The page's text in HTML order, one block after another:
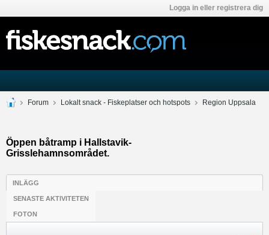
Logga in eller registrera dig
Forum Lokalt snack - Fiskeplatser och hotspots Region Uppsala
Öppen båtramp i Hallstavik-
Grisslehamnsområdet.
INLÄGG
SENASTE AKTIVITETEN
FOTON